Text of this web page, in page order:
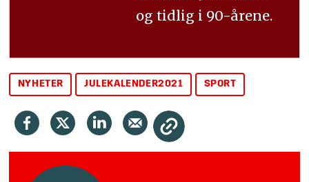
og tidlig i 90-årene.
NYHETER JULEKALENDER2021 SPORT